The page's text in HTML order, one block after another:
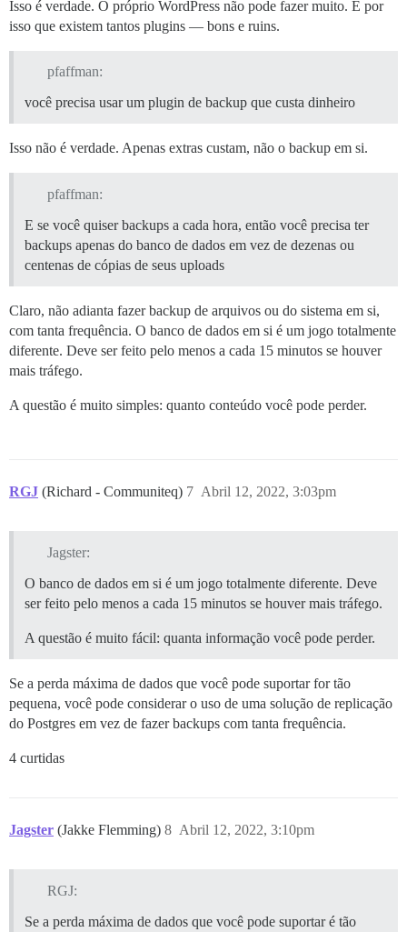
Isso é verdade. O próprio WordPress não pode fazer muito. É por
isso que existem tantos plugins — bons e ruins.
pfaffman:
você precisa usar um plugin de backup que custa dinheiro
Isso não é verdade. Apenas extras custam, não o backup em si.
pfaffman:
E se você quiser backups a cada hora, então você precisa ter
backups apenas do banco de dados em vez de dezenas ou
centenas de cópias de seus uploads
Claro, não adianta fazer backup de arquivos ou do sistema em si,
com tanta frequência. O banco de dados em si é um jogo totalmente
diferente. Deve ser feito pelo menos a cada 15 minutos se houver
mais tráfego.
A questão é muito simples: quanto conteúdo você pode perder.
RGJ (Richard - Communiteq) Abril 12, 2022, 3:03pm
7
Jagster:
O banco de dados em si é um jogo totalmente diferente. Deve
ser feito pelo menos a cada 15 minutos se houver mais tráfego.
A questão é muito fácil: quanta informação você pode perder.
Se a perda máxima de dados que você pode suportar for tão
pequena, você pode considerar o uso de uma solução de replicação
do Postgres em vez de fazer backups com tanta frequência.
4 curtidas
Jagster (Jakke Flemming) Abril 12, 2022, 3:10pm
8
RGJ:
Se a perda máxima de dados que você pode suportar é tão